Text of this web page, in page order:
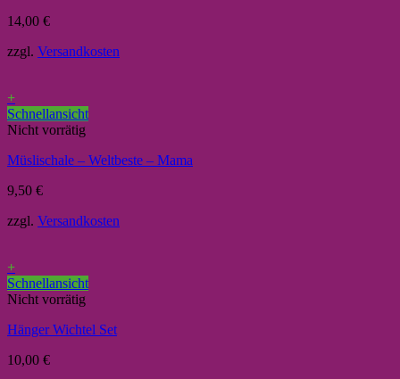
14,00 €
zzgl. Versandkosten
+
Schnellansicht
Nicht vorrätig
Müslischale – Weltbeste – Mama
9,50 €
zzgl. Versandkosten
+
Schnellansicht
Nicht vorrätig
Hänger Wichtel Set
10,00 €